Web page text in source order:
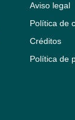
Aviso legal
Política de
Créditos
Política de